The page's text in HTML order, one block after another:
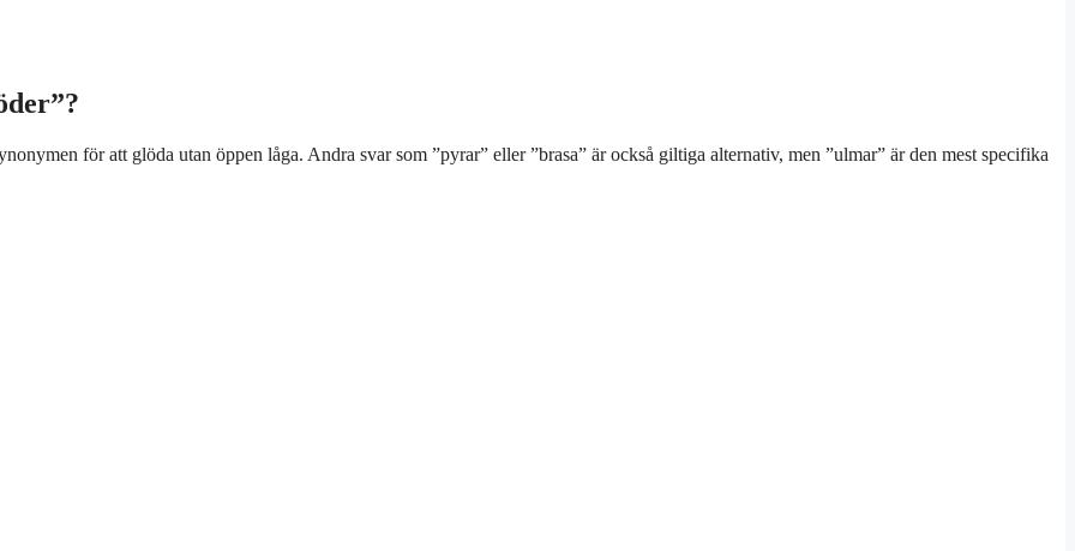
för att glöda utan öppen låga. Andra svar som ”pyrar” eller ”brasa” är också giltiga alternativ, men ”ulmar” är den mest specifika